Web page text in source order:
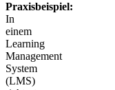
Praxisbeispiel:
In
einem
Learning
Management
System
(LMS)